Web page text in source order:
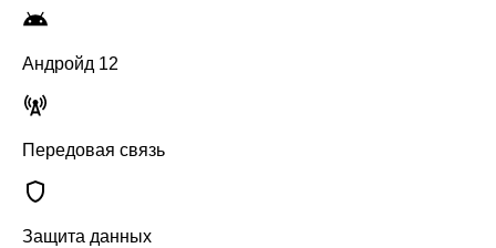
Андройд 12
Передовая связь
Защита данных